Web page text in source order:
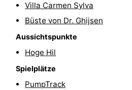
Zentren
Dörfer
Städte
Führungen
Sport
Villa Carmen Sylva
Büste von Dr. Ghijsen
Aussichtspunkte
Hoge Hil
Spielplätze
PumpTrack